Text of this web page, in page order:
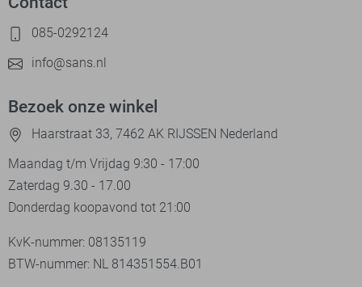
085-0292124
info@sans.nl
Bezoek onze winkel
Haarstraat 33, 7462 AK RIJSSEN Nederland
Maandag t/m Vrijdag 9:30 - 17:00
Zaterdag 9.30 - 17.00
Donderdag koopavond tot 21:00
KvK-nummer: 08135119
BTW-nummer: NL 814351554.B01